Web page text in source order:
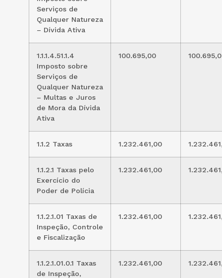
Serviços de
Qualquer Natureza
– Dívida Ativa
1.1.1.4.51.1.4
Imposto sobre
Serviços de
Qualquer Natureza
– Multas e Juros
de Mora da Dívida
Ativa
100.695,00
1.1.2 Taxas 1.232.461,00
1.1.2.1 Taxas pelo
Exercício do
Poder de Polícia
1.232.461,00
1.1.2.1.01 Taxas de
Inspeção, Controle
e Fiscalização
1.232.461,00
1.1.2.1.01.0.1 Taxas
de Inspeção,
1.232.461,00